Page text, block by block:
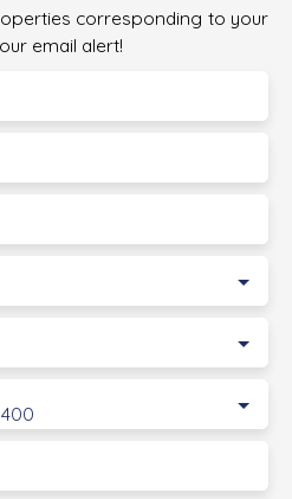
corresponding to your
email alert!